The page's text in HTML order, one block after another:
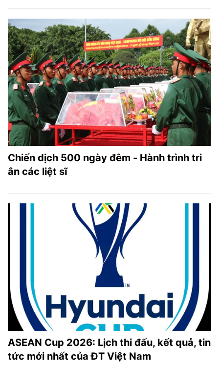
Chiến dịch 500 ngày đêm - Hành trình tri
ân các liệt sĩ
ASEAN Cup 2026: Lịch thi đấu, kết quả, tin
tức mới nhất của ĐT Việt Nam